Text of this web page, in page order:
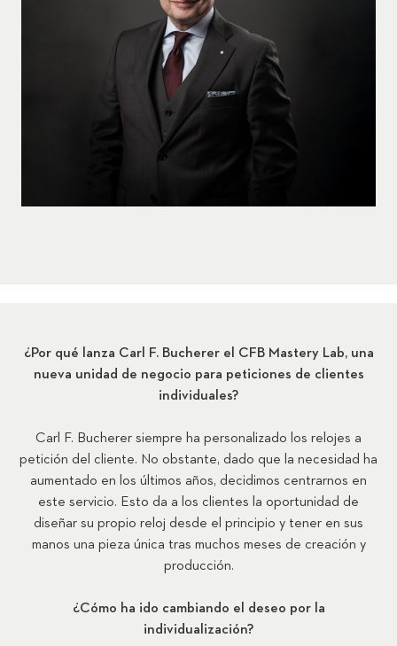
¿Por qué lanza Carl F. Bucherer el CFB Mastery Lab, una
nueva unidad de negocio para peticiones de clientes
individuales?
Carl F. Bucherer siempre ha personalizado los relojes a
petición del cliente. No obstante, dado que la necesidad ha
aumentado en los últimos años, decidimos centrarnos en
este servicio. Esto da a los clientes la oportunidad de
diseñar su propio reloj desde el principio y tener en sus
manos una pieza única tras muchos meses de creación y
producción.
¿Cómo ha ido cambiando el deseo por la
individualización?